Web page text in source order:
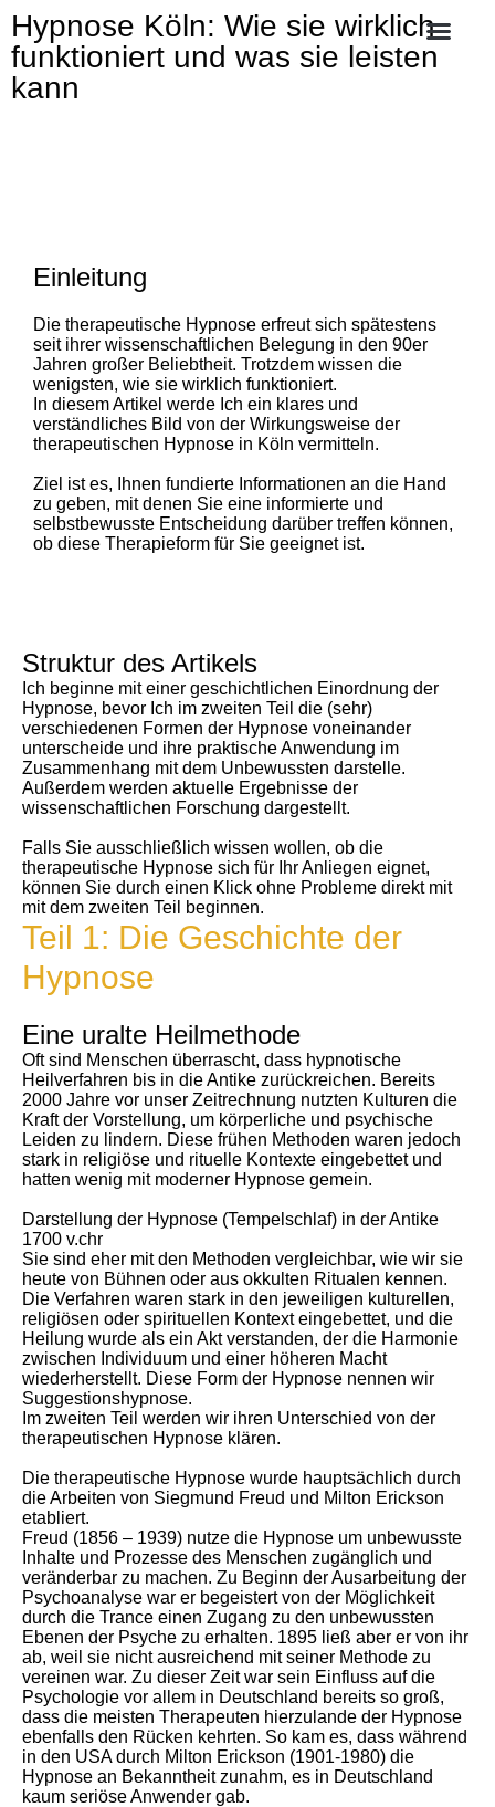
Hypnose Köln: Wie sie wirklich
funktioniert und was sie leisten
kann
Einleitung
Die therapeutische Hypnose erfreut sich spätestens
seit ihrer wissenschaftlichen Belegung in den 90er
Jahren großer Beliebtheit. Trotzdem wissen die
wenigsten, wie sie wirklich funktioniert.
In diesem Artikel werde Ich ein klares und
verständliches Bild von der Wirkungsweise der
therapeutischen Hypnose in Köln vermitteln.
Ziel ist es, Ihnen fundierte Informationen an die Hand
zu geben, mit denen Sie eine informierte und
selbstbewusste Entscheidung darüber treffen können,
ob diese Therapieform für Sie geeignet ist.
Struktur des Artikels
Ich beginne mit einer geschichtlichen Einordnung der
Hypnose, bevor Ich im zweiten Teil die (sehr)
verschiedenen Formen der Hypnose voneinander
unterscheide und ihre praktische Anwendung im
Zusammenhang mit dem Unbewussten darstelle.
Außerdem werden aktuelle Ergebnisse der
wissenschaftlichen Forschung dargestellt.
Falls Sie ausschließlich wissen wollen, ob die
therapeutische Hypnose sich für Ihr Anliegen eignet,
können Sie durch einen Klick ohne Probleme direkt mit
mit dem zweiten Teil beginnen.
Teil 1: Die Geschichte der
Hypnose
Eine uralte Heilmethode
Oft sind Menschen überrascht, dass hypnotische
Heilverfahren bis in die Antike zurückreichen. Bereits
2000 Jahre vor unser Zeitrechnung nutzten Kulturen die
Kraft der Vorstellung, um körperliche und psychische
Leiden zu lindern. Diese frühen Methoden waren jedoch
stark in religiöse und rituelle Kontexte eingebettet und
hatten wenig mit moderner Hypnose gemein.
Darstellung der Hypnose (Tempelschlaf) in der Antike
1700 v.chr
Sie sind eher mit den Methoden vergleichbar, wie wir sie
heute von Bühnen oder aus okkulten Ritualen kennen.
Die Verfahren waren stark in den jeweiligen kulturellen,
religiösen oder spirituellen Kontext eingebettet, und die
Heilung wurde als ein Akt verstanden, der die Harmonie
zwischen Individuum und einer höheren Macht
wiederherstellt. Diese Form der Hypnose nennen wir
Suggestionshypnose.
Im zweiten Teil werden wir ihren Unterschied von der
therapeutischen Hypnose klären.
Die therapeutische Hypnose wurde hauptsächlich durch
die Arbeiten von Siegmund Freud und Milton Erickson
etabliert.
Freud (1856 – 1939) nutze die Hypnose um unbewusste
Inhalte und Prozesse des Menschen zugänglich und
veränderbar zu machen. Zu Beginn der Ausarbeitung der
Psychoanalyse war er begeistert von der Möglichkeit
durch die Trance einen Zugang zu den unbewussten
Ebenen der Psyche zu erhalten. 1895 ließ aber er von ihr
ab, weil sie nicht ausreichend mit seiner Methode zu
vereinen war. Zu dieser Zeit war sein Einfluss auf die
Psychologie vor allem in Deutschland bereits so groß,
dass die meisten Therapeuten hierzulande der Hypnose
ebenfalls den Rücken kehrten. So kam es, dass während
in den USA durch Milton Erickson (1901-1980) die
Hypnose an Bekanntheit zunahm, es in Deutschland
kaum seriöse Anwender gab.